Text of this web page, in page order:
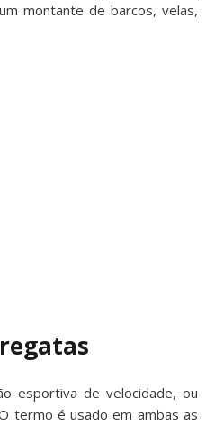
montante de barcos, velas,
esportiva de velocidade, ou
termo é usado em ambas as